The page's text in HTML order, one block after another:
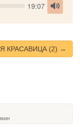
Current
time
19:07
Toggle
КРАСАВИЦА (2) →
мин